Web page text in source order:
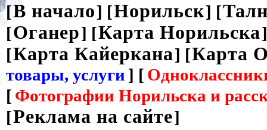
[В начало] [Норильск] [
[Оганер] [Карта Норильска
[Карта Кайеркана] [Карта
товары, услуги ] [
[ Фотографии Норильска и
[Реклама на сайте]